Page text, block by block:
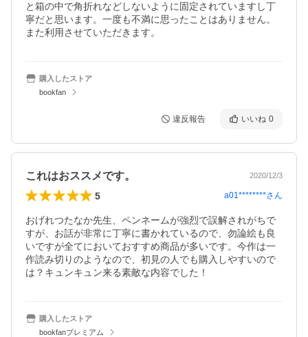
と箱の中で角折れなどしないように固定されていますし丁
寧だと思います。一度も不満に思ったことはありません。
また利用させていただきます。
購入したストア
bookfan
違反報告 いいね 0
これはおススメです。 2020/12/3
5 a01********さん
おげれつたなか先生、ペンネームが強烈で誤解されがちで
すが、お話が非常に丁寧に書かれているので、勿論絵も良
いですが全てにおいておすすめ商品が多いです。今作は一
作読み切りのようなので、初見の人でも購入しやすいので
は？キュンキュン来る素敵な内容でした！
購入したストア
bookfanプレミアム